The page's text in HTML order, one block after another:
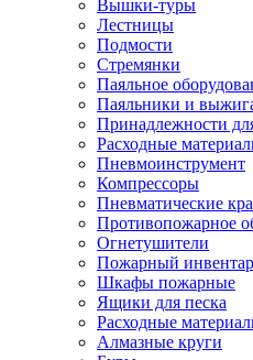
Вышки-туры
Лестницы
Подмости
Стремянки
Паяльное
Паяльники и
Принадлежности
Расходные
Пневмоинструмент
Компрессоры
Пневматические
Противопожарное
Огнетушители
Пожарный
Шкафы пожарные
Ящики для песка
Расходные
Алмазные круги